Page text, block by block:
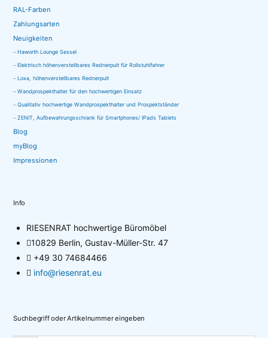
RAL-Farben
Zahlungsarten
Neuigkeiten
Haworth Lounge Sessel
Elektrisch höhenverstellbares Rednerpult für Rollstuhlfahrer
Loxa, höhenverstellbares Rednerpult
Wandprospekthalter für den hochwertigen Einsatz
Qualitativ hochwertige Wandprospekthalter und Prospektständer
ZENIT, Aufbewahrungsschrank für Smartphones/ IPads Tablets
Blog
myBlog
Impressionen
Info
RIESENRAT hochwertige Büromöbel
10829 Berlin, Gustav-Müller-Str. 47
+49 30 74684466
info@riesenrat.eu
Suchbegriff oder Artikelnummer eingeben